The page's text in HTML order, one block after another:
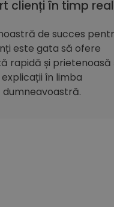
clienți în timp real
de succes
este gata să ofere
rapidă și prietenoasă
explicații în limba
dumneavoastră.